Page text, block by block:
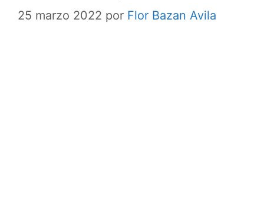
25 marzo 2022 por Flor Bazan Avila